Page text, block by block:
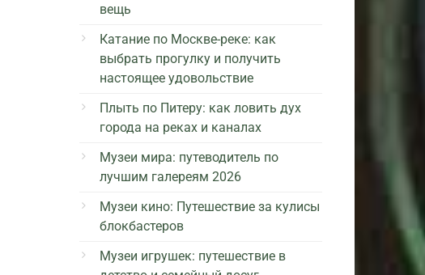
вещь
Катание по Москве-реке: как
выбрать прогулку и получить
настоящее удовольствие
Плыть по Питеру: как ловить дух
города на реках и каналах
Музеи мира: путеводитель по
лучшим галереям 2026
Музеи кино: Путешествие за кулисы
блокбастеров
Музеи игрушек: путешествие в